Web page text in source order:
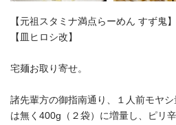
【元祖スタミナ満点らーめん すず鬼】
【皿ヒロシ改】
宅麺お取り寄せ。
諸先輩方の御指南通り、１人前モヤ
は無く400g（２袋）に増量し、ピリ